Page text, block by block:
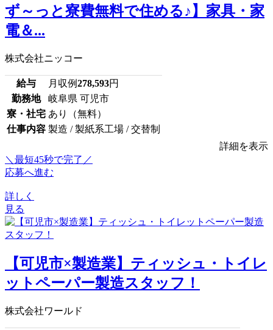
ず～っと寮費無料で住める♪】家具・家
電＆...
株式会社ニッコー
給与 月収例278,593円
勤務地
岐阜県 可児市
寮・社宅 あり（無料）
仕事内容 製造 / 製紙系工場 / 交替制
詳細を表示
＼最短45秒で完了／
応募へ進む
詳しく
見る
【可児市×製造業】ティッシュ・トイレ
ットペーパー製造スタッフ！
株式会社ワールド